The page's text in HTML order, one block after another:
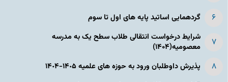
گردهمایی اساتید پایه های اول تا سوم
شرایط درخواست انتقالی طلاب سطح یک به مدرسه
معصومیه(۱۴۰۴)
پذیرش داوطلبان ورود به حوزه های علمیه ١۴٠۵-١۴٠۴